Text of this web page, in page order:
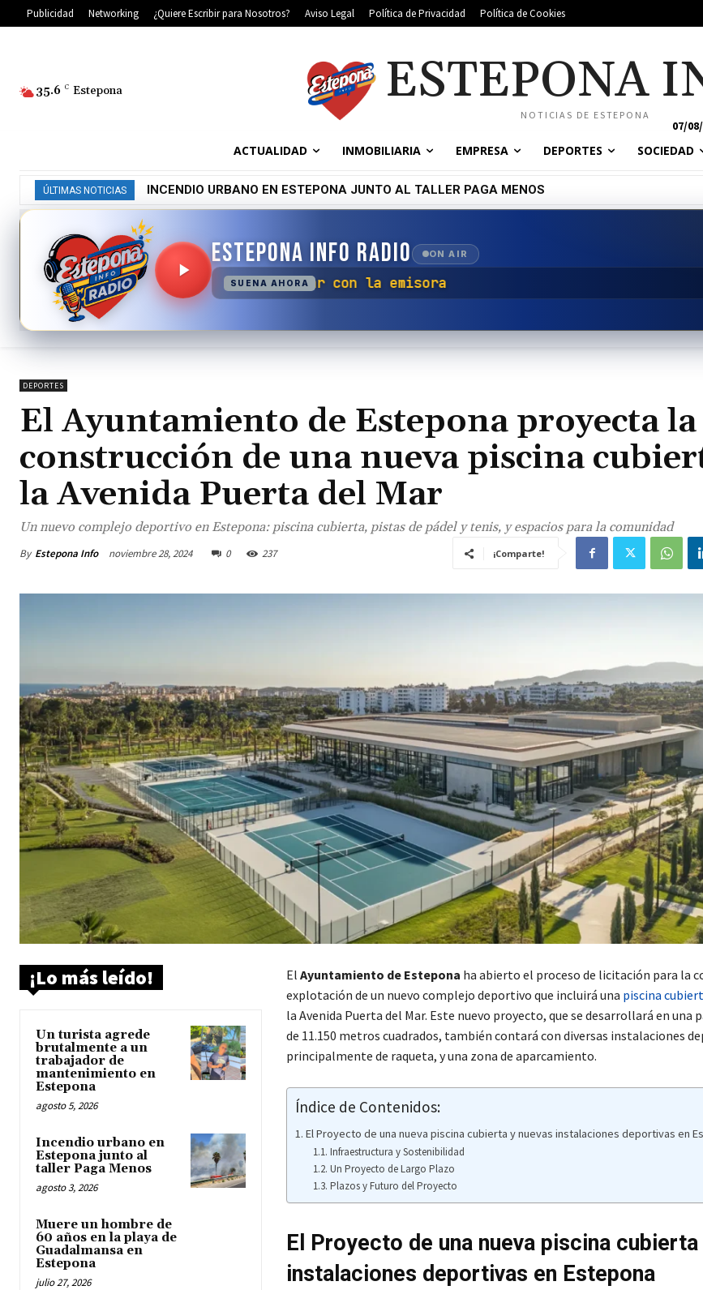
Publicidad Networking ¿Quiere Escribir para Nosotros? Aviso Legal Política de Privacidad Política de Cookies
35.6 C Estepona ESTEPONA
NOTICIAS DE ESTEPONA
07/
ACTUALIDAD INMOBILIARIA EMPRESA DEPORTES SOCIEDAD
ÚLTIMAS NOTICIAS INCENDIO URBANO EN ESTEPONA JUNTO AL TALLER PAGA MENOS
ESTEPONA INFO RADIO ON AIR
SUENA AHORA
No se ha podido conectar con la emisora
DEPORTES
El Ayuntamiento de Estepona proyecta la
construcción de una nueva piscina
la Avenida Puerta del Mar
Un nuevo complejo deportivo en Estepona: piscina cubierta, pistas de pádel y tenis, y espacios para la comunidad
By Estepona Info noviembre 28, 2024 0 237 ¡Comparte!
¡Lo más leído!
Un turista agrede
brutalmente a un
trabajador de
mantenimiento en
Estepona
agosto 5, 2026
Incendio urbano en
Estepona junto al
taller Paga Menos
agosto 3, 2026
Muere un hombre de
60 años en la playa de
Guadalmansa en
Estepona
julio 27, 2026
El Ayuntamiento de Estepona ha abierto el proceso de licitación para la
explotación de un nuevo complejo deportivo que incluirá una piscina
la Avenida Puerta del Mar. Este nuevo proyecto, que se desarrollará en una
de 11.150 metros cuadrados, también contará con diversas instalaciones
principalmente de raqueta, y una zona de aparcamiento.
Índice de Contenidos:
El Proyecto de una nueva piscina cubierta y nuevas instalaciones deportivas en
Infraestructura y Sostenibilidad
Un Proyecto de Largo Plazo
Plazos y Futuro del Proyecto
El Proyecto de una nueva piscina cubierta
instalaciones deportivas en Estepona